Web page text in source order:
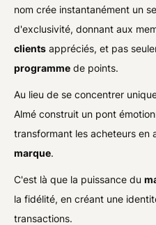
nom crée instantanément un
d'exclusivité, donnant aux
clients appréciés, et pas
programme de points.
Au lieu de se concentrer
Almé construit un pont
transformant les acheteurs en
marque.
C'est là que la puissance du
la fidélité, en créant une
transactions.